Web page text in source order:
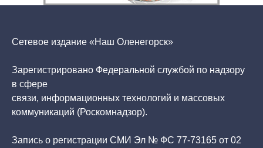
Сетевое издание «Наш Оленегорск»
Зарегистрировано Федеральной службой по надзору
в сфере
связи, информационных технологий и массовых
коммуникаций (Роскомнадзор).
Запись о регистрации СМИ Эл № ФС 77-73165 от 02